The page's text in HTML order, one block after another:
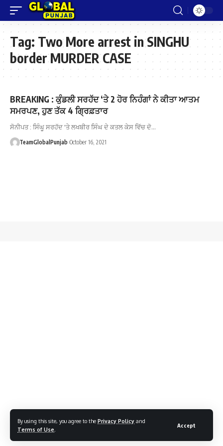
By using this site, you agree to the Privacy Policy and
Terms of Use
Accept
Tag: Two More arrest in SINGHU
border MURDER CASE
BREAKING : ਕੁੰਡਲੀ ਸਰਹੱਦ ‘ਤੇ 2 ਹੋਰ ਨਿਹੰਗਾਂ ਨੇ ਕੀਤਾ ਆਤਮ
ਸਮਰਪਣ, ਹੁਣ ਤੱਕ 4 ਗ੍ਰਿਫ਼ਤਾਰ
ਸੋਨੀਪਤ : ਸਿੰਘੂ ਸਰਹੱਦ 'ਤੇ ਲਖਬੀਰ ਸਿੰਘ ਦੇ ਕਤਲ ਕੇਸ ਵਿੱਚ ਦੋ…
TeamGlobalPunjab October 16, 2021